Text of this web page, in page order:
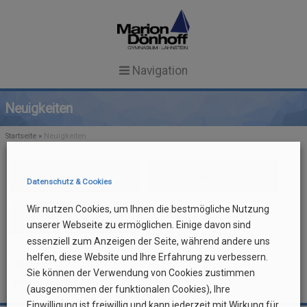
Navigation
Startseite
News
GTS IN ANGEBOTSFORM
MENSA
CULINARIUM
MITARBEITERINNEN
SEKRETARIAT
SCHÜLERVERTRETUNG (SV)
FACHUNTERRICHT
REGELN UND ZEITEN
AG-ANGEBOT
Service
FORMULARE
ESSENSBESTELLUNG
Search Button
Neuigkeiten
Startseite » Neuigkeiten
News
Termine
Datenschutz & Cookies
Wir nutzen Cookies, um Ihnen die bestmögliche Nutzung
unserer Webseite zu ermöglichen. Einige davon sind
essenziell zum Anzeigen der Seite, während andere uns
helfen, diese Website und Ihre Erfahrung zu verbessern.
Sie können der Verwendung von Cookies zustimmen
(ausgenommen der funktionalen Cookies), Ihre